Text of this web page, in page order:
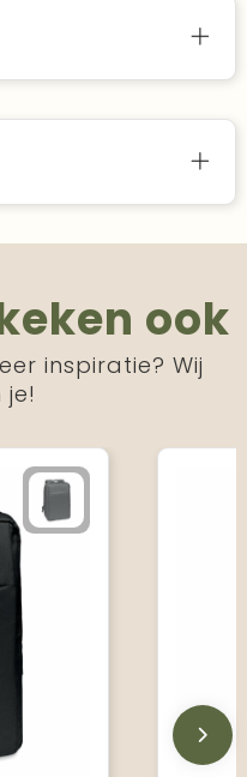
ook
inspiratie? Wij
je!